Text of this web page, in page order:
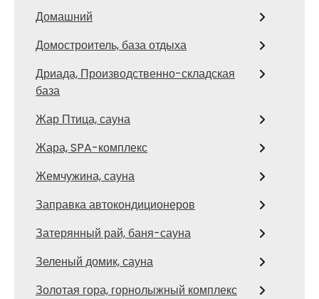
Домашний
Домостроитель, база отдыха
Дриада, Производственно-складская
база
Жар Птица, сауна
Жара, SPA-комплекс
Жемчужина, сауна
Заправка автокондиционеров
Затерянный рай, баня-сауна
Зеленый домик, сауна
Золотая гора, горнолыжный комплекс